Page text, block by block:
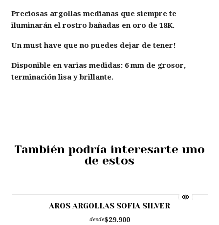
Preciosas argollas medianas que siempre te
iluminarán el rostro bañadas en oro de 18K.
Un must have que no puedes dejar de tener!
Disponible en varias medidas: 6 mm de grosor,
terminación lisa y brillante.
También podría interesarte uno
de estos
AROS ARGOLLAS SOFIA SILVER
desde$29.900